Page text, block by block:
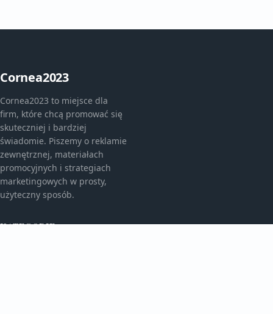
Cornea2023
Cornea2023 to miejsce dla
firm, które chcą promować się
skuteczniej i bardziej
świadomie. Piszemy o reklamie
zewnętrznej, materiałach
promocyjnych i strategiach
marketingowych w prosty,
użyteczny sposób.
KATEGORIE